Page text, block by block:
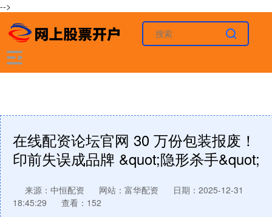
-->
在线配资论坛官网 30 万份包装报废！
印前失误成品牌 &quot;隐形杀手&quot;
来源：中恒配资 网站：富华配资
日期：2025-12-31
18:45:29
查看：152